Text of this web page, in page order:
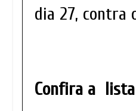
dia 27, contra
Confira a lista